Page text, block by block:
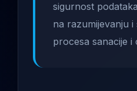
sigurnost
na razumijevanju
procesa sanacije i